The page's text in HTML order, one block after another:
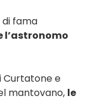
fama
l’astronomo
Curtatone e
mantovano, le